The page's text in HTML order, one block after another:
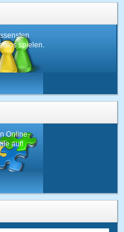
spielen.
Online-
auf!